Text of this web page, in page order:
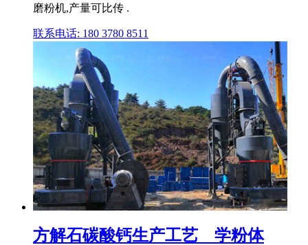
磨粉机,产量可比传 .
联系电话: 180 3780 8511
方解石碳酸钙生产工艺 _ 学粉体